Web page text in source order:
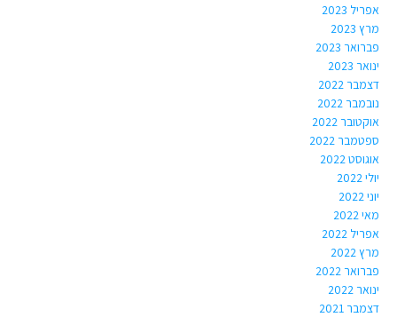
אפריל 2023
מרץ 2023
פברואר 2023
ינואר 2023
דצמבר 2022
נובמבר 2022
אוקטובר 2022
ספטמבר 2022
אוגוסט 2022
יולי 2022
יוני 2022
מאי 2022
אפריל 2022
מרץ 2022
פברואר 2022
ינואר 2022
דצמבר 2021